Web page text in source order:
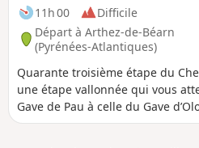
11h 00
Difficile
Départ à Arthez-de-Béarn
(Pyrénées-Atlantiques)
Quarante troisième étape du
une étape vallonnée qui vous
Gave de Pau à celle du Gave
Navarrenx, petit village du